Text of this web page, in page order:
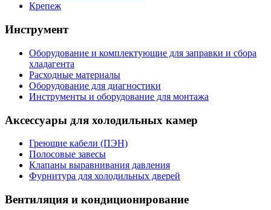
Крепеж
Инструмент
Оборудование и комплектующие для заправки и сбора
хладагента
Расходные материалы
Оборудование для диагностики
Инструменты и оборудование для монтажа
Аксессуары для холодильных камер
Греющие кабели (ПЭН)
Полосовые завесы
Клапаны выравнивания давления
Фурнитура для холодильных дверей
Вентиляция и кондиционирование